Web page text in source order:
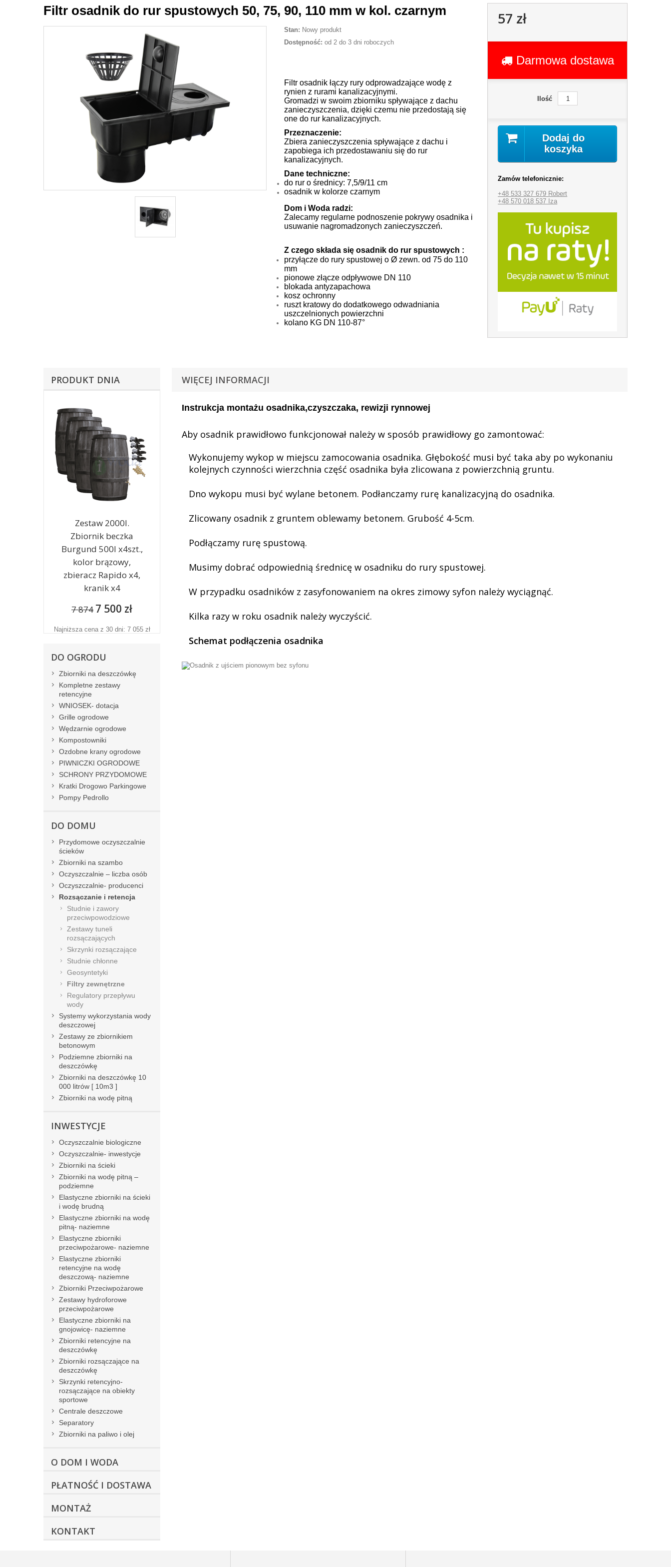
Filtr osadnik do rur spustowych 50, 75, 90, 110 mm w kol. czarnym
Stan: Nowy produkt
Dostępność: od 2 do 3 dni roboczych
Filtr osadnik łączy rury odprowadzające wodę z
rynien z rurami kanalizacyjnymi.
Gromadzi w swoim zbiorniku spływające z dachu
zanieczyszczenia, dzięki czemu nie przedostają się
one do rur kanalizacyjnych.
Przeznaczenie:
Zbiera zanieczyszczenia spływające z dachu i
zapobiega ich przedostawaniu się do rur
kanalizacyjnych.
Dane techniczne:
do rur o średnicy: 7,5/9/11 cm
osadnik w kolorze czarnym
Dom i Woda radzi:
Zalecamy regularne podnoszenie pokrywy osadnika i
usuwanie nagromadzonych zanieczyszczeń.
Z czego składa się osadnik do rur spustowych :
przyłącze do rury spustowej o Ø zewn. od 75 do 110
mm
pionowe złącze odpływowe DN 110
blokada antyzapachowa
kosz ochronny
ruszt kratowy do dodatkowego odwadniania
uszczelnionych powierzchni
kolano KG DN 110-87°
57 zł
Darmowa dostawa
Ilość
Dodaj do
koszyka
Zamów telefonicznie:
+48 533 327 679 Robert
+48 570 018 537 Iza
WIĘCEJ INFORMACJI
Instrukcja montażu osadnika,czyszczaka, rewizji rynnowej
Aby osadnik prawidłowo funkcjonował należy w sposób prawidłowy go zamontować:
Wykonujemy wykop w miejscu zamocowania osadnika. Głębokość musi być taka aby po wykonaniu
kolejnych czynności wierzchnia część osadnika była zlicowana z powierzchnią gruntu.
Dno wykopu musi być wylane betonem. Podłanczamy rurę kanalizacyjną do osadnika.
Zlicowany osadnik z gruntem oblewamy betonem. Grubość 4-5cm.
Podłączamy rurę spustową.
Musimy dobrać odpowiednią średnicę w osadniku do rury spustowej.
W przypadku osadników z zasyfonowaniem na okres zimowy syfon należy wyciągnąć.
Kilka razy w roku osadnik należy wyczyścić.
Schemat podłączenia osadnika
PRODUKT DNIA
Zestaw 2000l.
Zbiornik beczka
Burgund 500l x4szt.,
kolor brązowy,
zbieracz Rapido x4,
kranik x4
7 874 7 500 zł
Najniższa cena z 30 dni: 7 055 zł
DO OGRODU
Zbiorniki na deszczówkę
Kompletne zestawy
retencyjne
WNIOSEK- dotacja
Grille ogrodowe
Wędzarnie ogrodowe
Kompostowniki
Ozdobne krany ogrodowe
PIWNICZKI OGRODOWE
SCHRONY PRZYDOMOWE
Kratki Drogowo Parkingowe
Pompy Pedrollo
DO DOMU
Przydomowe oczyszczalnie
ścieków
Zbiorniki na szambo
Oczyszczalnie – liczba osób
Oczyszczalnie- producenci
Rozsączanie i retencja
Studnie i zawory
przeciwpowodziowe
Zestawy tuneli
rozsączających
Skrzynki rozsączające
Studnie chłonne
Geosyntetyki
Filtry zewnętrzne
Regulatory przepływu
wody
Systemy wykorzystania wody
deszczowej
Zestawy ze zbiornikiem
betonowym
Podziemne zbiorniki na
deszczówkę
Zbiorniki na deszczówkę 10
000 litrów [ 10m3 ]
Zbiorniki na wodę pitną
INWESTYCJE
Oczyszczalnie biologiczne
Oczyszczalnie- inwestycje
Zbiorniki na ścieki
Zbiorniki na wodę pitną –
podziemne
Elastyczne zbiorniki na ścieki
i wodę brudną
Elastyczne zbiorniki na wodę
pitną- naziemne
Elastyczne zbiorniki
przeciwpożarowe- naziemne
Elastyczne zbiorniki
retencyjne na wodę
deszczową- naziemne
Zbiorniki Przeciwpożarowe
Zestawy hydroforowe
przeciwpożarowe
Elastyczne zbiorniki na
gnojowicę- naziemne
Zbiorniki retencyjne na
deszczówkę
Zbiorniki rozsączające na
deszczówkę
Skrzynki retencyjno-
rozsączające na obiekty
sportowe
Centrale deszczowe
Separatory
Zbiorniki na paliwo i olej
O DOM I WODA
PŁATNOŚĆ I DOSTAWA
MONTAŻ
KONTAKT